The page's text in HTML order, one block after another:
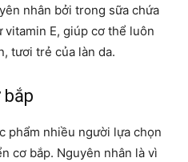
nhân bởi trong sữa chứa
E, giúp cơ thể luôn
tươi trẻ của làn da.
phẩm nhiều người lựa chọn
cơ bắp. Nguyên nhân là vì